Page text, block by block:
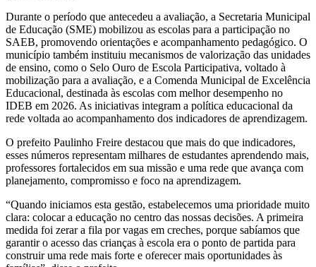
Durante o período que antecedeu a avaliação, a Secretaria Municipal
de Educação (SME) mobilizou as escolas para a participação no
SAEB, promovendo orientações e acompanhamento pedagógico. O
município também instituiu mecanismos de valorização das unidades
de ensino, como o Selo Ouro de Escola Participativa, voltado à
mobilização para a avaliação, e a Comenda Municipal de Excelência
Educacional, destinada às escolas com melhor desempenho no
IDEB em 2026. As iniciativas integram a política educacional da
rede voltada ao acompanhamento dos indicadores de aprendizagem.
O prefeito Paulinho Freire destacou que mais do que indicadores,
esses números representam milhares de estudantes aprendendo mais,
professores fortalecidos em sua missão e uma rede que avança com
planejamento, compromisso e foco na aprendizagem.
“Quando iniciamos esta gestão, estabelecemos uma prioridade muito
clara: colocar a educação no centro das nossas decisões. A primeira
medida foi zerar a fila por vagas em creches, porque sabíamos que
garantir o acesso das crianças à escola era o ponto de partida para
construir uma rede mais forte e oferecer mais oportunidades às